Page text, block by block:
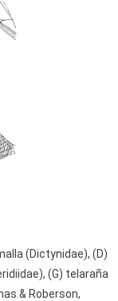
(Dictynidae), (D)
(G) telaraña
& Roberson,